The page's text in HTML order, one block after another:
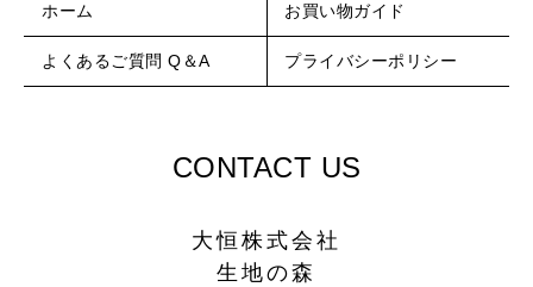
ホーム お買い物ガイド
よくあるご質問 Q＆A プライバシーポリシー
CONTACT US
大恒株式会社
生地の森